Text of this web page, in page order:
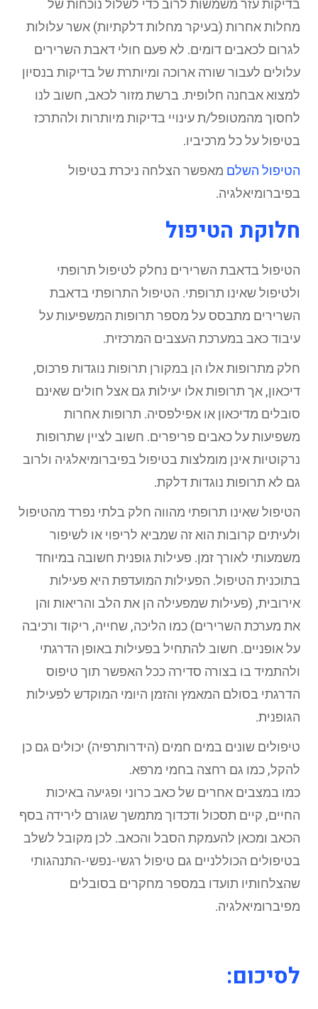
בדיקות עזר משמשות לרוב כדי לשלול נוכחות של
מחלות אחרות (בעיקר מחלות דלקתיות) אשר עלולות
לגרום לכאבים דומים. לא פעם חולי דאבת השרירים
עלולים לעבור שורה ארוכה ומיותרת של בדיקות בנסיון
למצוא אבחנה חלופית. ברשת מזור לכאב, חשוב לנו
לחסוך מהמטופל/ת עינויי בדיקות מיותרות ולהתרכז
בטיפול על כל מרכיביו.
הטיפול השלם מאפשר הצלחה ניכרת בטיפול
בפיברומיאלגיה.
חלוקת הטיפול
הטיפול בדאבת השרירים נחלק לטיפול תרופתי
ולטיפול שאינו תרופתי. הטיפול התרופתי בדאבת
השרירים מתבסס על מספר תרופות המשפיעות על
עיבוד כאב במערכת העצבים המרכזית.
חלק מתרופות אלו הן במקורן תרופות נוגדות פרכוס,
דיכאון, אך תרופות אלו יעילות גם אצל חולים שאינם
סובלים מדיכאון או אפילפסיה. תרופות אחרות
משפיעות על כאבים פריפרים. חשוב לציין שתרופות
נרקוטיות אינן מומלצות בטיפול בפיברומיאלגיה ולרוב
גם לא תרופות נוגדות דלקת.
הטיפול שאינו תרופתי מהווה חלק בלתי נפרד מהטיפול
ולעיתים קרובות הוא זה שמביא לריפוי או לשיפור
משמעותי לאורך זמן. פעילות גופנית חשובה במיוחד
בתוכנית הטיפול. הפעילות המועדפת היא פעילות
אירובית, (פעילות שמפעילה הן את הלב והריאות והן
את מערכת השרירים) כמו הליכה, שחייה, ריקוד ורכיבה
על אופניים. חשוב להתחיל בפעילות באופן הדרגתי
ולהתמיד בו בצורה סדירה ככל האפשר תוך טיפוס
הדרגתי בסולם המאמץ והזמן היומי המוקדש לפעילות
הגופנית.
טיפולים שונים במים חמים (הידרותרפיה) יכולים גם כן
להקל, כמו גם רחצה בחמי מרפא.
כמו במצבים אחרים של כאב כרוני ופגיעה באיכות
החיים, קיים תסכול ודכדוך מתמשך שגורם לירידה בסף
הכאב ומכאן להעמקת הסבל והכאב. לכן מקובל לשלב
בטיפולים הכוללניים גם טיפול רגשי-נפשי-התנהגותי
שהצלחותיו תועדו במספר מחקרים בסובלים
מפיברומיאלגיה.
לסיכום: